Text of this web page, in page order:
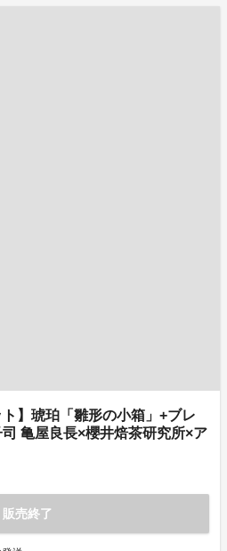
】琥珀「雛形の小箱」+ブレ
亀屋良長×櫻井焙茶研究所×ア
販売終了